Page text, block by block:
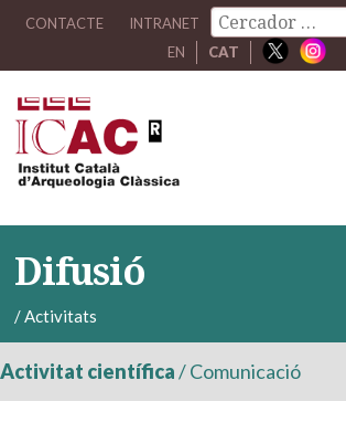
CONTACTE INTRANET
EN
CAT
Difusió
/Activitats
Activitat científica/Comunicació